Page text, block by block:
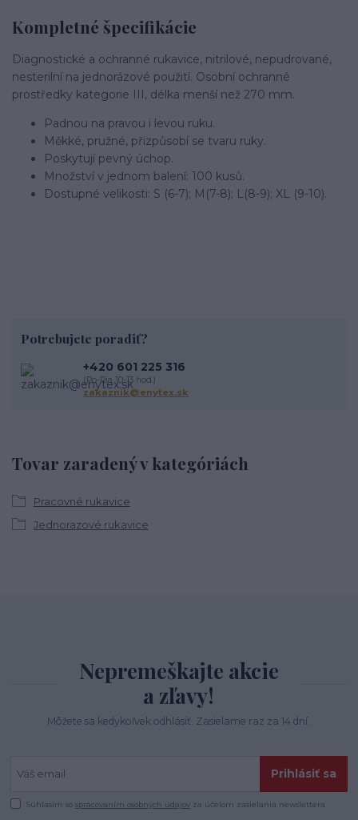
Kompletné špecifikácie
Diagnostické a ochranné rukavice, nitrilové, nepudrované,
nesterilní na jednorázové použití. Osobní ochranné
prostředky kategorie III, délka menší než 270 mm.
Padnou na pravou i levou ruku.
Měkké, pružné, přizpůsobí se tvaru ruky.
Poskytují pevný úchop.
Množství v jednom balení: 100 kusů.
Dostupné velikosti: S (6-7); M(7-8); L(8-9); XL (9-10).
Tovar zaradený v kategóriách
Pracovné rukavice
Jednorazové rukavice
Potrebujete poradiť?
+420 601 225 316
(Po-Pia 10-13 hod.)
zakaznik@enytex.sk
Nepremeškajte akcie
a zľavy!
Môžete sa kedykoľvek odhlásiť. Zasielame raz za 14 dní.
Prihlásiť sa
Súhlasím sospracovaním osobných údajov za účelom zasielania newslettera.